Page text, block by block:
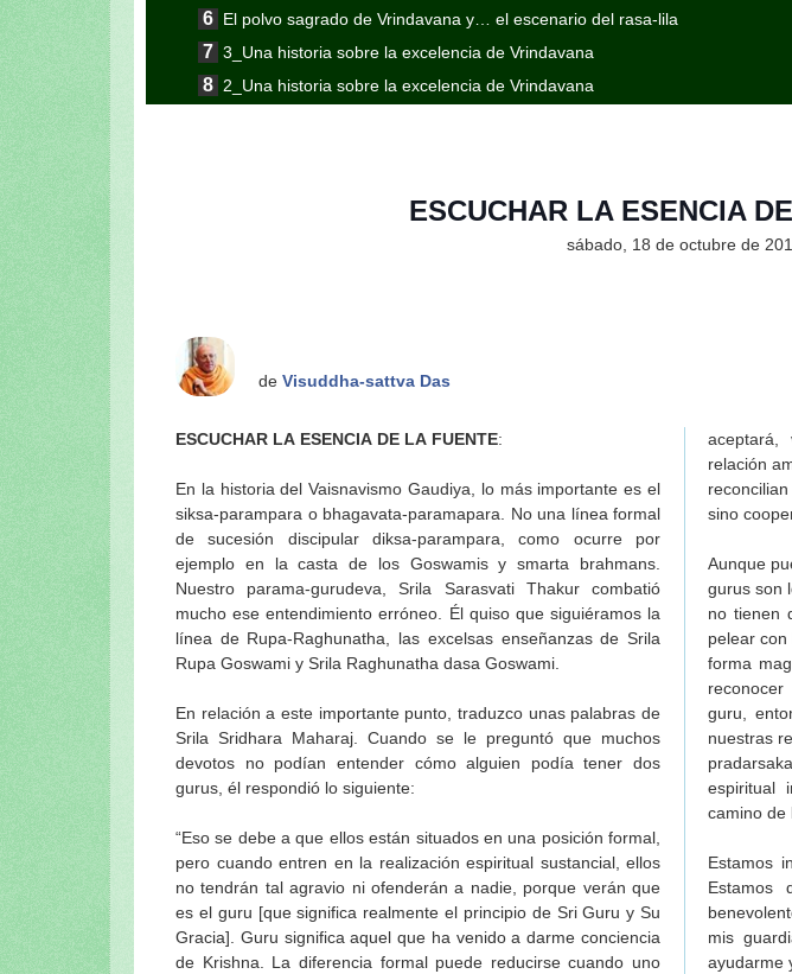
El polvo sagrado de Vrindavana y… el escenario del rasa-lila
3_Una historia sobre la excelencia de Vrindavana
2_Una historia sobre la excelencia de Vrindavana
3_11_Continuación de la serie “Apreciando a Vrindavana-dhama”
Rasamrta-katha: La historia del collar de perlas (Mukta-carita)
2. Las amigas de Srimati Radhika
3. Una oración de súplica pidiendo la misericordia de Sri Radha
Las glorias del Radha-nama
Glorificación de Sri Radha
GOPIS
Sobre Lalita devi ó Lalita sakhi - 1ª
Sobre Lalita devi ó Lalita sakhi - 2ª
En el camino a Sri Vrindavan-dham 1º de Visuddha-sattva Das
En el camino a Sri Vrindavan-dham 2º de Visuddha-sattva Das
INDICE de NOTAS
Visuddha-sattva Das - NOTAS VAISHNAVAS
ESCUCHAR LA ESENCIA
sábado, 18 de octubre de
de Visuddha-sattva Das
ESCUCHAR LA ESENCIA DE LA FUENTE:
En la historia del Vaisnavismo Gaudiya, lo más importante es el
siksa-parampara o bhagavata-paramapara. No una línea formal
de sucesión discipular diksa-parampara, como ocurre por
ejemplo en la casta de los Goswamis y smarta brahmans.
Nuestro parama-gurudeva, Srila Sarasvati Thakur combatió
mucho ese entendimiento erróneo. Él quiso que siguiéramos la
línea de Rupa-Raghunatha, las excelsas enseñanzas de Srila
Rupa Goswami y Srila Raghunatha dasa Goswami.
En relación a este importante punto, traduzco unas palabras de
Srila Sridhara Maharaj. Cuando se le preguntó que muchos
devotos no podían entender cómo alguien podía tener dos
gurus, él respondió lo siguiente:
“Eso se debe a que ellos están situados en una posición formal,
pero cuando entren en la realización espiritual sustancial, ellos
no tendrán tal agravio ni ofenderán a nadie, porque verán que
es el guru [que significa realmente el principio de Sri Guru y Su
Gracia]. Guru significa aquel que ha venido a darme conciencia
de Krishna. La diferencia formal puede reducirse cuando uno
relación
sino
Aunque
gurus son
no tienen
pelear
forma
guru,
nuestras
espiritual
camino de
Estamos
Estamos
mis
ayudarme